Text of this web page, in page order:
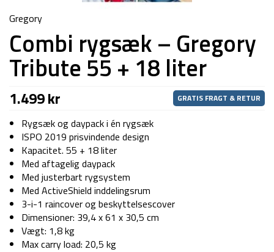
Gregory
Combi rygsæk – Gregory
Tribute 55 + 18 liter
1.499kr GRATIS FRAGT & RETUR
Rygsæk og daypack i én rygsæk
ISPO 2019 prisvindende design
Kapacitet. 55 + 18 liter
Med aftagelig daypack
Med justerbart rygsystem
Med ActiveShield inddelingsrum
3-i-1 raincover og beskyttelsescover
Dimensioner: 39,4 x 61 x 30,5 cm
Vægt: 1,8 kg
Max carry load: 20,5 kg